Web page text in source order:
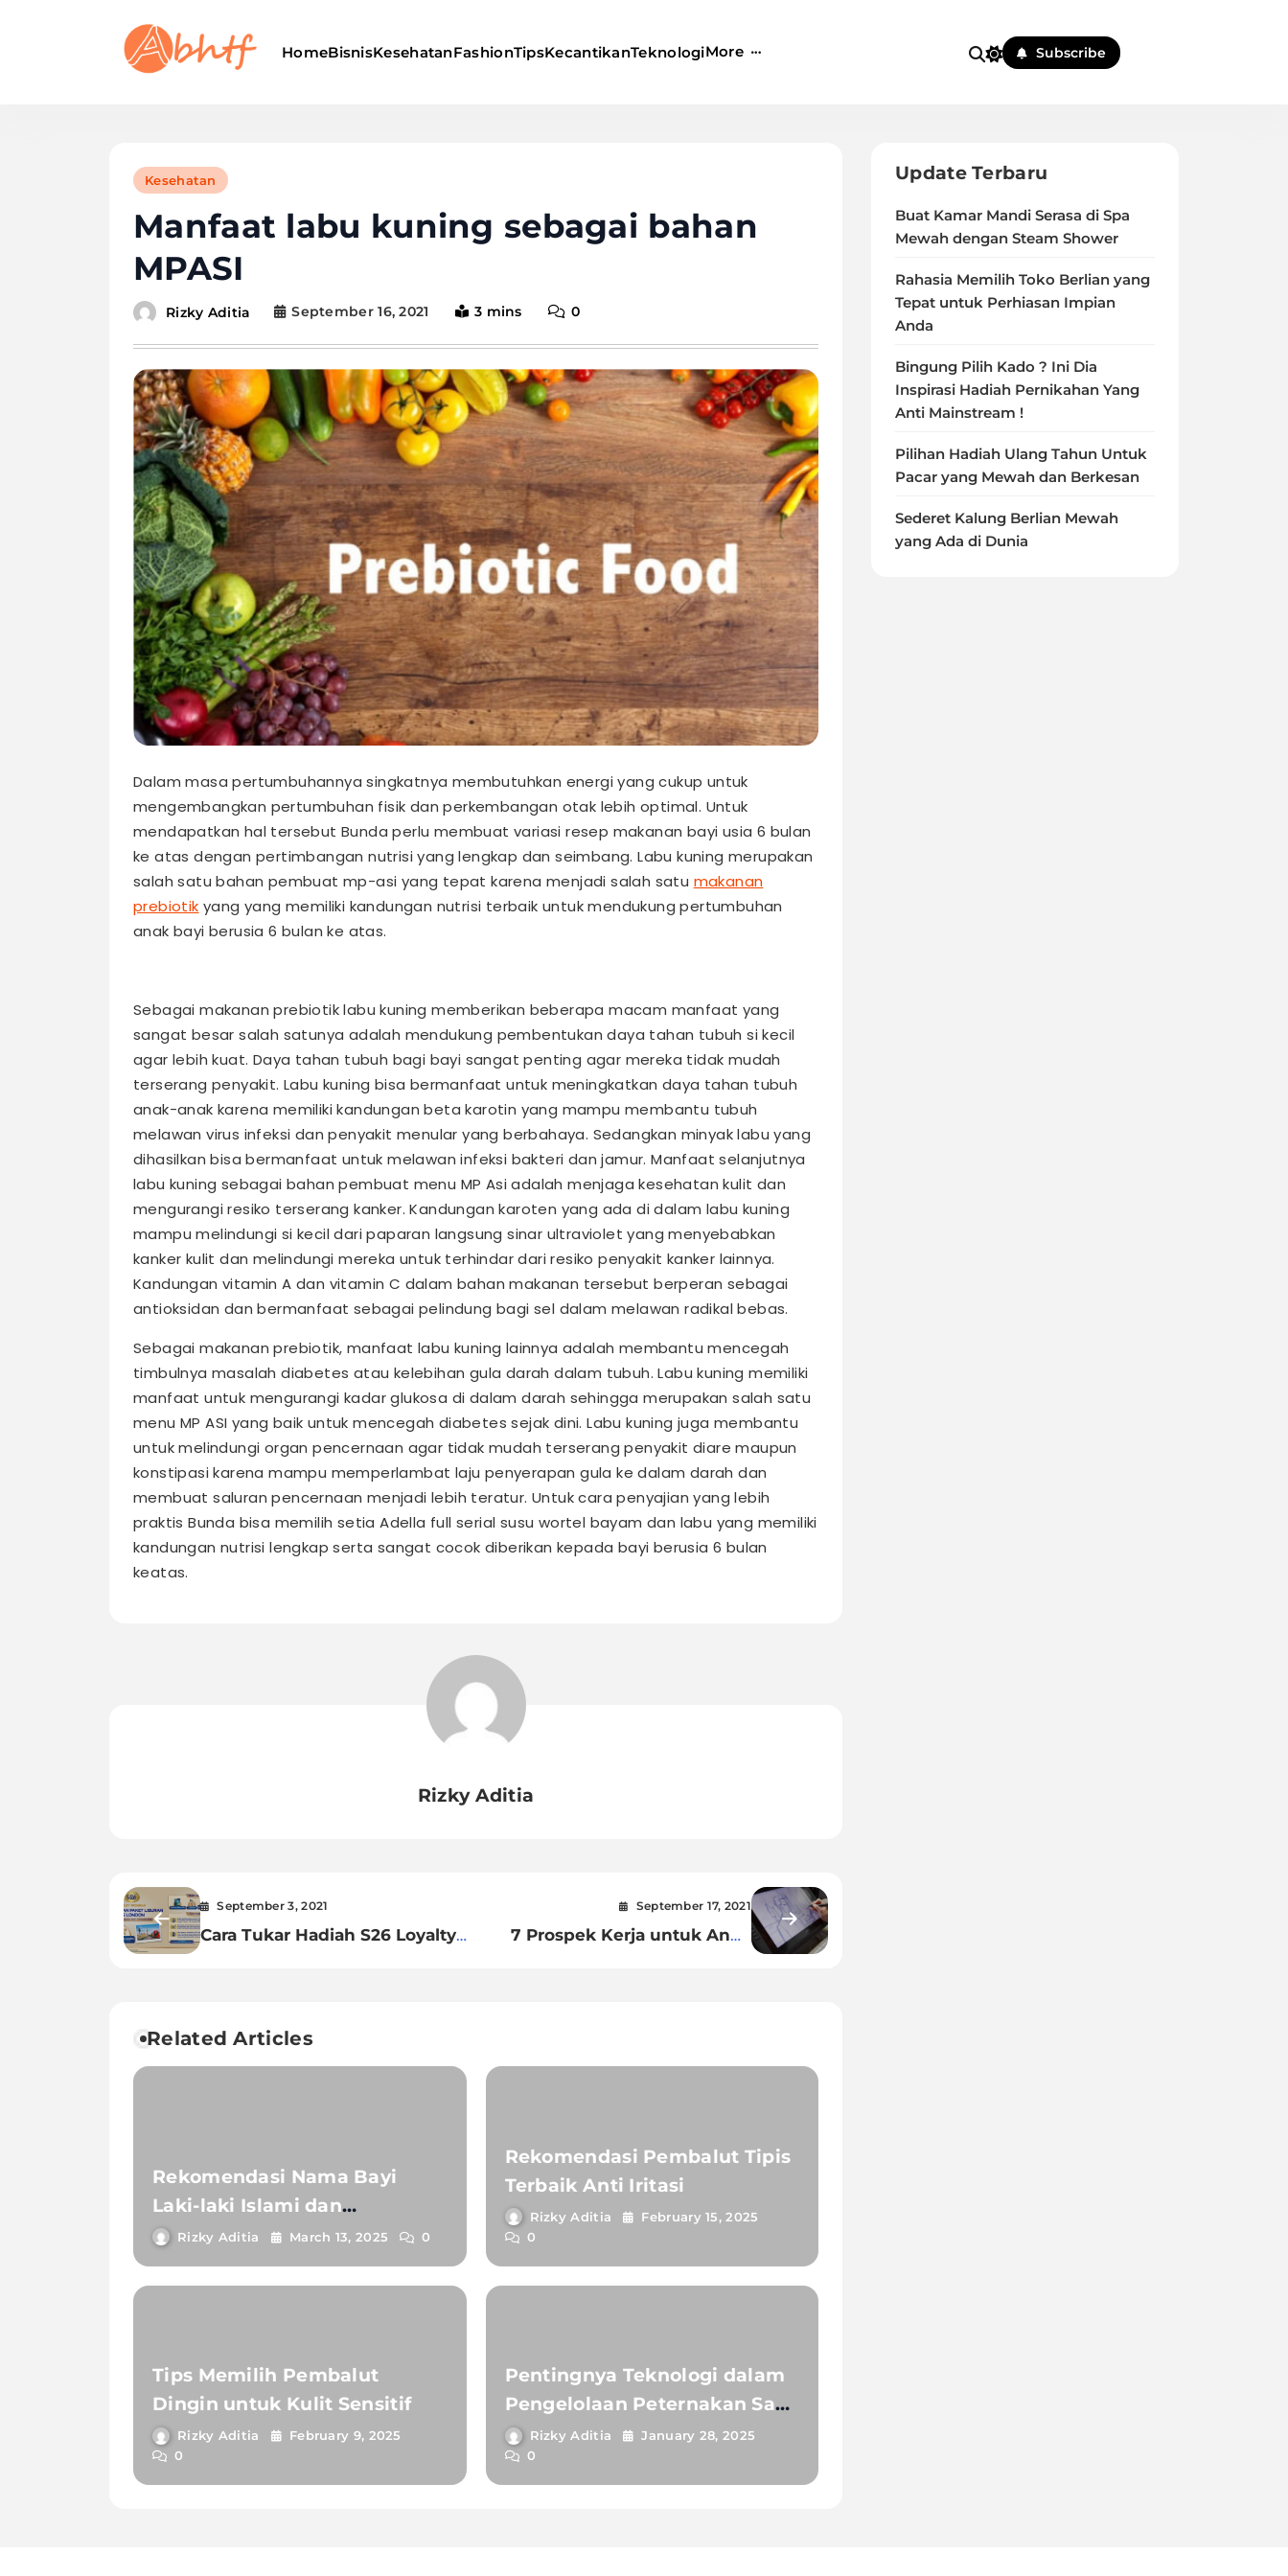
HomeBisnisKesehatanFashionTipsKecantikanTeknologiMore Subscribe
Kesehatan
Manfaat labu kuning sebagai bahan
MPASI
Rizky Aditia September 16, 2021 3 mins 0
Dalam masa pertumbuhannya singkatnya membutuhkan energi yang cukup untuk
mengembangkan pertumbuhan fisik dan perkembangan otak lebih optimal. Untuk
mendapatkan hal tersebut Bunda perlu membuat variasi resep makanan bayi usia 6 bulan
ke atas dengan pertimbangan nutrisi yang lengkap dan seimbang. Labu kuning merupakan
salah satu bahan pembuat mp-asi yang tepat karena menjadi salah satu makanan
prebiotik yang yang memiliki kandungan nutrisi terbaik untuk mendukung pertumbuhan
anak bayi berusia 6 bulan ke atas.
Sebagai makanan prebiotik labu kuning memberikan beberapa macam manfaat yang
sangat besar salah satunya adalah mendukung pembentukan daya tahan tubuh si kecil
agar lebih kuat. Daya tahan tubuh bagi bayi sangat penting agar mereka tidak mudah
terserang penyakit. Labu kuning bisa bermanfaat untuk meningkatkan daya tahan tubuh
anak-anak karena memiliki kandungan beta karotin yang mampu membantu tubuh
melawan virus infeksi dan penyakit menular yang berbahaya. Sedangkan minyak labu yang
dihasilkan bisa bermanfaat untuk melawan infeksi bakteri dan jamur. Manfaat selanjutnya
labu kuning sebagai bahan pembuat menu MP Asi adalah menjaga kesehatan kulit dan
mengurangi resiko terserang kanker. Kandungan karoten yang ada di dalam labu kuning
mampu melindungi si kecil dari paparan langsung sinar ultraviolet yang menyebabkan
kanker kulit dan melindungi mereka untuk terhindar dari resiko penyakit kanker lainnya.
Kandungan vitamin A dan vitamin C dalam bahan makanan tersebut berperan sebagai
antioksidan dan bermanfaat sebagai pelindung bagi sel dalam melawan radikal bebas.
Sebagai makanan prebiotik, manfaat labu kuning lainnya adalah membantu mencegah
timbulnya masalah diabetes atau kelebihan gula darah dalam tubuh. Labu kuning memiliki
manfaat untuk mengurangi kadar glukosa di dalam darah sehingga merupakan salah satu
menu MP ASI yang baik untuk mencegah diabetes sejak dini. Labu kuning juga membantu
untuk melindungi organ pencernaan agar tidak mudah terserang penyakit diare maupun
konstipasi karena mampu memperlambat laju penyerapan gula ke dalam darah dan
membuat saluran pencernaan menjadi lebih teratur. Untuk cara penyajian yang lebih
praktis Bunda bisa memilih setia Adella full serial susu wortel bayam dan labu yang memiliki
kandungan nutrisi lengkap serta sangat cocok diberikan kepada bayi berusia 6 bulan
keatas.
Rizky Aditia
September 3, 2021
Cara Tukar Hadiah S26 Loyalty
September 17, 2021
7 Prospek Kerja untuk Anda
Related Articles
Rekomendasi Nama Bayi
Laki-laki Islami dan
Maknanya
Rizky Aditia March 13, 2025 0
Rekomendasi Pembalut Tipis
Terbaik Anti Iritasi
Rizky Aditia
February 15, 2025
0
Tips Memilih Pembalut
Dingin untuk Kulit Sensitif
Rizky Aditia
February 9, 2025
0
Pentingnya Teknologi dalam
Pengelolaan Peternakan Sapi
yang Modern
Rizky Aditia
January 28, 2025
0
Update Terbaru
Buat Kamar Mandi Serasa di Spa
Mewah dengan Steam Shower
Rahasia Memilih Toko Berlian yang
Tepat untuk Perhiasan Impian
Anda
Bingung Pilih Kado ? Ini Dia
Inspirasi Hadiah Pernikahan Yang
Anti Mainstream !
Pilihan Hadiah Ulang Tahun Untuk
Pacar yang Mewah dan Berkesan
Sederet Kalung Berlian Mewah
yang Ada di Dunia